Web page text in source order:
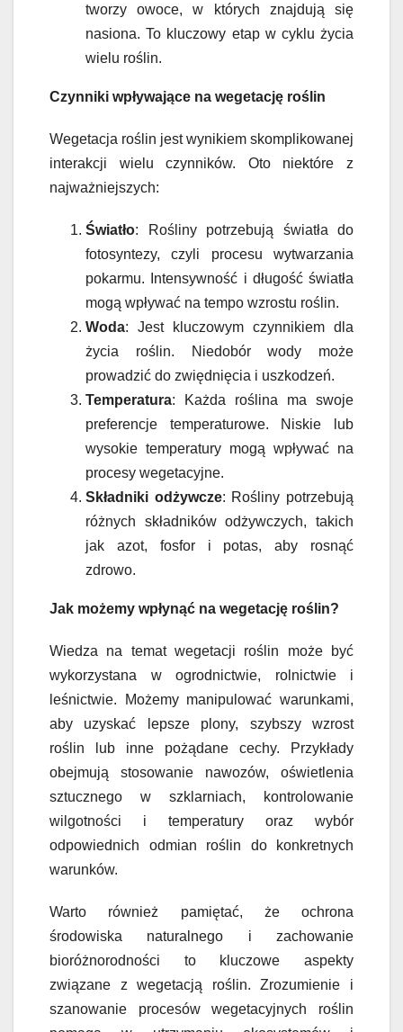
tworzy owoce, w których znajdują się
nasiona. To kluczowy etap w cyklu życia
wielu roślin.
Czynniki wpływające na wegetację roślin
Wegetacja roślin jest wynikiem skomplikowanej
interakcji wielu czynników. Oto niektóre z
najważniejszych:
Światło: Rośliny potrzebują światła do
fotosyntezy, czyli procesu wytwarzania
pokarmu. Intensywność i długość światła
mogą wpływać na tempo wzrostu roślin.
Woda: Jest kluczowym czynnikiem dla
życia roślin. Niedobór wody może
prowadzić do zwiędnięcia i uszkodzeń.
Temperatura: Każda roślina ma swoje
preferencje temperaturowe. Niskie lub
wysokie temperatury mogą wpływać na
procesy wegetacyjne.
Składniki odżywcze: Rośliny potrzebują
różnych składników odżywczych, takich
jak azot, fosfor i potas, aby rosnąć
zdrowo.
Jak możemy wpłynąć na wegetację roślin?
Wiedza na temat wegetacji roślin może być
wykorzystana w ogrodnictwie, rolnictwie i
leśnictwie. Możemy manipulować warunkami,
aby uzyskać lepsze plony, szybszy wzrost
roślin lub inne pożądane cechy. Przykłady
obejmują stosowanie nawozów, oświetlenia
sztucznego w szklarniach, kontrolowanie
wilgotności i temperatury oraz wybór
odpowiednich odmian roślin do konkretnych
warunków.
Warto również pamiętać, że ochrona
środowiska naturalnego i zachowanie
bioróżnorodności to kluczowe aspekty
związane z wegetacją roślin. Zrozumienie i
szanowanie procesów wegetacyjnych roślin